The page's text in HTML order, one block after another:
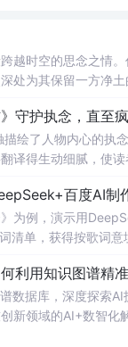
越时空的思念之情
处为其保留一方净土
守护执念，直至
描绘了人物内心的执
译得生动细腻，使
百度AI制
为例，演示用
清单，获得按歌词意
逐句添加歌词字幕
利用知识图谱精
数据库，深度探索
新领域的AI+数智化